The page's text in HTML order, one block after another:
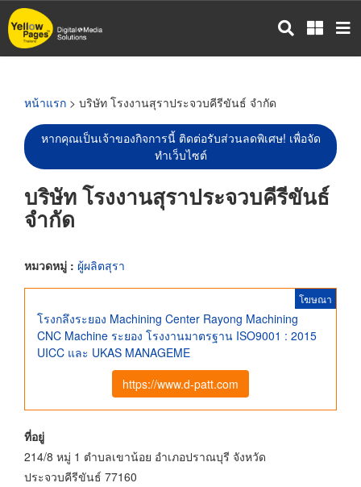
ข้าม
ไป
หน้าแรก > บริษัท โรงงานสุราประจวบคีรีขันธ์ จำกัด
หากคุณเป็นเจ้าของกิจการนี้ ติดต่อรับส่วนลดพิเศษ! เพื่อจัด
ทำเว็บไซต์
บริษัท โรงงานสุราประจวบคีรีขันธ์
จำกัด
หมวดหมู่ : ผู้ผลิตสุรา
โฆษณา
โรงกลึงระยอง Machining Center Rayong Machining
CNC Machine ระยอง โรงงานมาตรฐาน ISO9001 : 2015
UICC และ UKAS MANAGEME
https://www.d-patt.com
ที่อยู่
214/8 หมู่ 1 ตำบลเขาน้อย อำเภอปราณบุรี จังหวัด
ประจวบคีรีขันธ์ 77160